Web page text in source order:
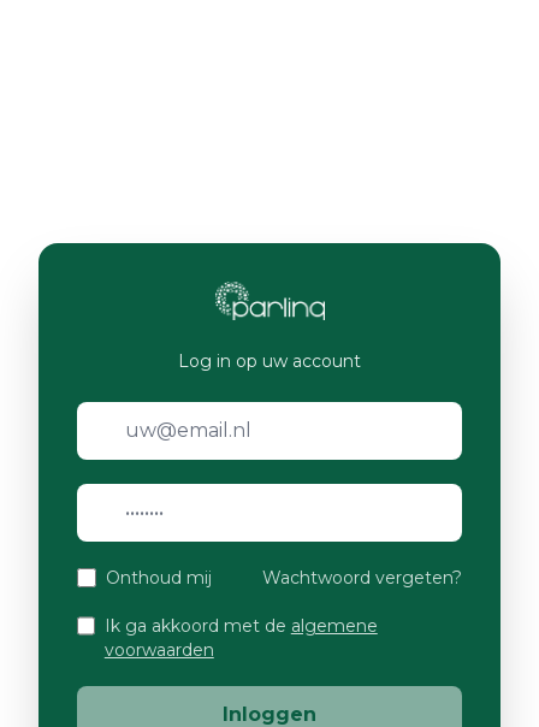
Log in op uw account
Onthoud mij Wachtwoord vergeten?
Ik ga akkoord met de algemene
voorwaarden
Inloggen